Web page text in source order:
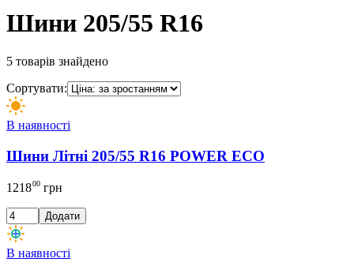
Шини 205/55 R16
5 товарів знайдено
Сортувати:
В наявності
Шини Літні 205/55 R16 POWER ECO
121800 грн
Додати
В наявності